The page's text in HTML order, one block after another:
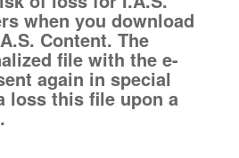
when you download
Content. The
file with the e-
again in special
loss this file upon a